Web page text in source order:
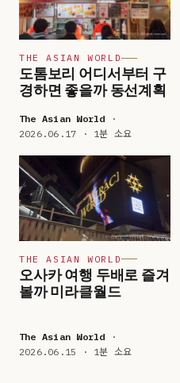
THE ASIAN WORLD
도톰보리 어디서부터 구
경하면 좋을까 동선계획
The Asian World ·
2026.06.17 · 1분 소요
THE ASIAN WORLD
오사카 여행 두배로 즐겨
볼까 미라클월드
The Asian World ·
2026.06.15 · 1분 소요